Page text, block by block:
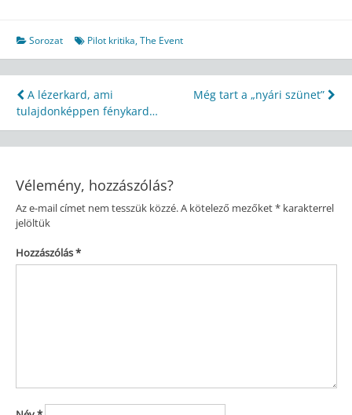
Sorozat Pilot kritika,The Event
Bejegyzés
navigáció
A lézerkard, ami
tulajdonképpen fénykard…
Még tart a „nyári szünet”
Vélemény, hozzászólás?
Az e-mail címet nem tesszük közzé.A kötelező mezőket*karakterrel
jelöltük
Hozzászólás*